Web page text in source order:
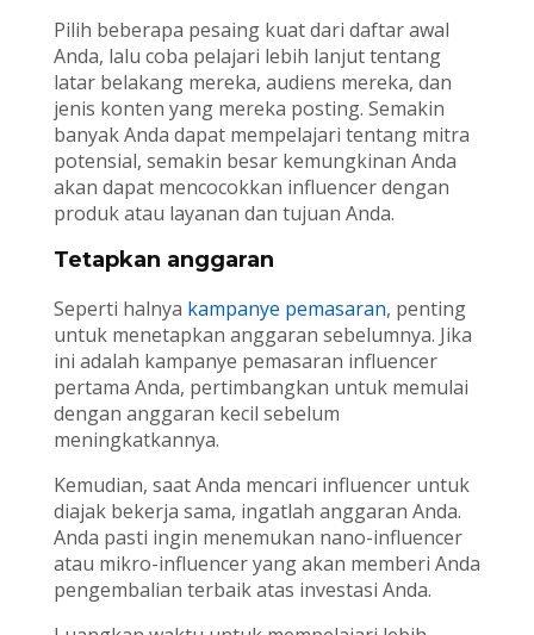
Pilih beberapa pesaing kuat dari daftar awal
Anda, lalu coba pelajari lebih lanjut tentang
latar belakang mereka, audiens mereka, dan
jenis konten yang mereka posting. Semakin
banyak Anda dapat mempelajari tentang mitra
potensial, semakin besar kemungkinan Anda
akan dapat mencocokkan influencer dengan
produk atau layanan dan tujuan Anda.
Tetapkan anggaran
Seperti halnya kampanye pemasaran, penting
untuk menetapkan anggaran sebelumnya. Jika
ini adalah kampanye pemasaran influencer
pertama Anda, pertimbangkan untuk memulai
dengan anggaran kecil sebelum
meningkatkannya.
Kemudian, saat Anda mencari influencer untuk
diajak bekerja sama, ingatlah anggaran Anda.
Anda pasti ingin menemukan nano-influencer
atau mikro-influencer yang akan memberi Anda
pengembalian terbaik atas investasi Anda.